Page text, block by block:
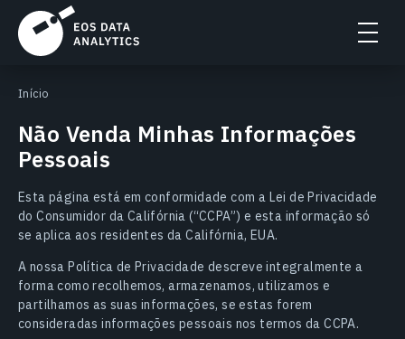
Início
Não Venda Minhas Informações
Pessoais
Esta página está em conformidade com a Lei de Privacidade
do Consumidor da Califórnia (“CCPA”) e esta informação só
se aplica aos residentes da Califórnia, EUA.
A nossa Política de Privacidade descreve integralmente a
forma como recolhemos, armazenamos, utilizamos e
partilhamos as suas informações, se estas forem
consideradas informações pessoais nos termos da CCPA.